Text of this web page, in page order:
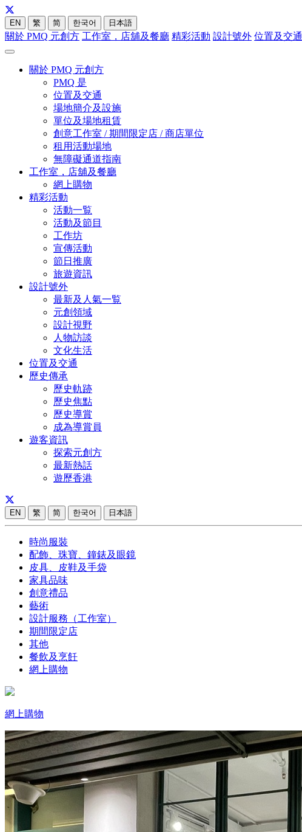
EN 繁 简 한국어 日本語
關於 PMQ 元創方 工作室，店舖及餐廳 精彩活動 設計號外 位置及交通
關於 PMQ 元創方
PMQ 是
位置及交通
場地簡介及設施
單位及場地租賃
創意工作室 / 期間限定店 / 商店單位
租用活動場地
無障礙通道指南
工作室，店舖及餐廳
網上購物
精彩活動
活動一覧
活動及節目
工作坊
宣傳活動
節日推廣
旅遊資訊
設計號外
最新及人氣一覧
元創領域
設計視野
人物訪談
文化生活
位置及交通
歷史傳承
歷史軌跡
歷史焦點
歷史導賞
成為導賞員
遊客資訊
探索元創方
最新熱話
遊歷香港
EN 繁 简 한국어 日本語
時尚服裝
配飾、珠寶、鐘錶及眼鏡
皮具、皮鞋及手袋
家具品味
創意禮品
藝術
設計服務（工作室）
期間限定店
其他
餐飲及烹飪
網上購物
網上購物